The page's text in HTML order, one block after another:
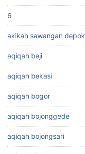
6
akikah sawangan depok
aqiqah beji
aqiqah bekasi
aqiqah bogor
aqiqah bojonggede
aqiqah bojongsari